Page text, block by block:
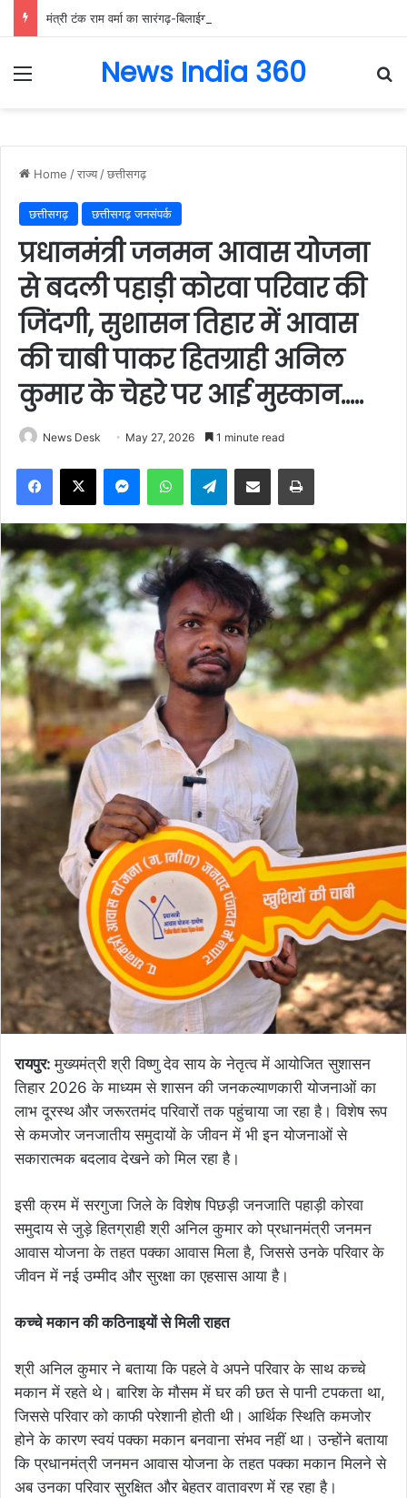
Menu News India 360
Home /राज्य /छत्तीसगढ़
छत्तीसगढ़ छत्तीसगढ़ जनसंपर्क
प्रधानमंत्री जनमन आवास योजना
से बदली पहाड़ी कोरवा परिवार की
जिंदगी, सुशासन तिहार में आवास
की चाबी पाकर हितग्राही अनिल
कुमार के चेहरे पर आई मुस्कान…..
News Desk May 27, 2026 1 minute read
Facebook
X MessengerWhatsAppTelegramShare via Email Print
रायपुर:मुख्यमंत्री श्री विष्णु देव साय के नेतृत्व में आयोजित सुशासन
तिहार 2026 के माध्यम से शासन की जनकल्याणकारी योजनाओं का
लाभ दूरस्थ और जरूरतमंद परिवारों तक पहुंचाया जा रहा है। विशेष रूप
से कमजोर जनजातीय समुदायों के जीवन में भी इन योजनाओं से
सकारात्मक बदलाव देखने को मिल रहा है।
इसी क्रम में सरगुजा जिले के विशेष पिछड़ी जनजाति पहाड़ी कोरवा
समुदाय से जुड़े हितग्राही श्री अनिल कुमार को प्रधानमंत्री जनमन
आवास योजना के तहत पक्का आवास मिला है, जिससे उनके परिवार के
जीवन में नई उम्मीद और सुरक्षा का एहसास आया है।
कच्चे मकान की कठिनाइयों से मिली राहत
श्री अनिल कुमार ने बताया कि पहले वे अपने परिवार के साथ कच्चे
मकान में रहते थे। बारिश के मौसम में घर की छत से पानी टपकता था,
जिससे परिवार को काफी परेशानी होती थी। आर्थिक स्थिति कमजोर
होने के कारण स्वयं पक्का मकान बनवाना संभव नहीं था। उन्होंने बताया
कि प्रधानमंत्री जनमन आवास योजना के तहत पक्का मकान मिलने से
अब उनका परिवार सुरक्षित और बेहतर वातावरण में रह रहा है।